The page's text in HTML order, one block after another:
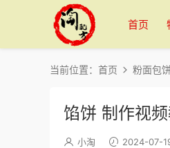
首页
当前位置： 首页 粉面包
馅饼 制作视
小淘 2024-07-